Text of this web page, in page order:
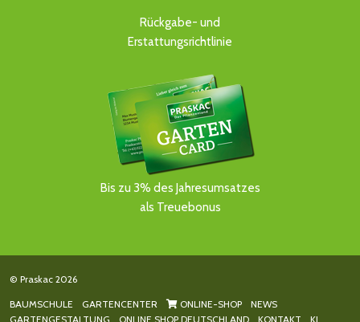
Rückgabe- und
Erstattungsrichtlinie
Bis zu 3% des Jahresumsatzes
als Treuebonus
© Praskac 2026
BAUMSCHULE GARTENCENTER ONLINE-SHOP
NEWS
GARTENGESTALTUNG
ONLINE SHOP DEUTSCHLAND KONTAKT KI